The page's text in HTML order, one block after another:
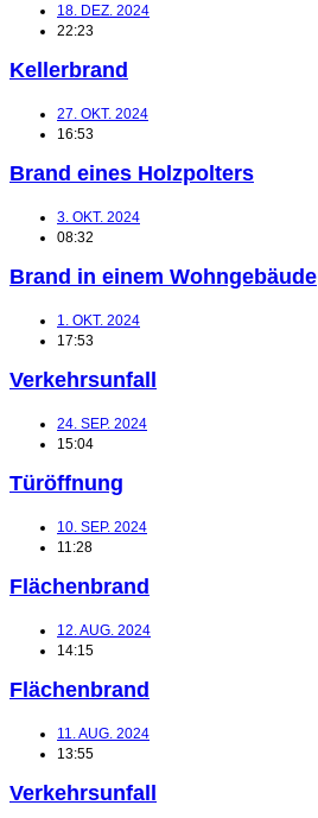
18. DEZ. 2024
22:23
Kellerbrand
27. OKT. 2024
16:53
Brand eines Holzpolters
3. OKT. 2024
08:32
Brand in einem Wohngebäude
1. OKT. 2024
17:53
Verkehrsunfall
24. SEP. 2024
15:04
Türöffnung
10. SEP. 2024
11:28
Flächenbrand
12. AUG. 2024
14:15
Flächenbrand
11. AUG. 2024
13:55
Verkehrsunfall